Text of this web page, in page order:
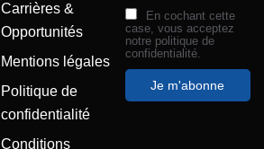
Carrières &
Opportunités
Mentions légales
Politique de
confidentialité
Conditions
En cochant cette
case, vous acceptez
notre politique de
confidentialité.